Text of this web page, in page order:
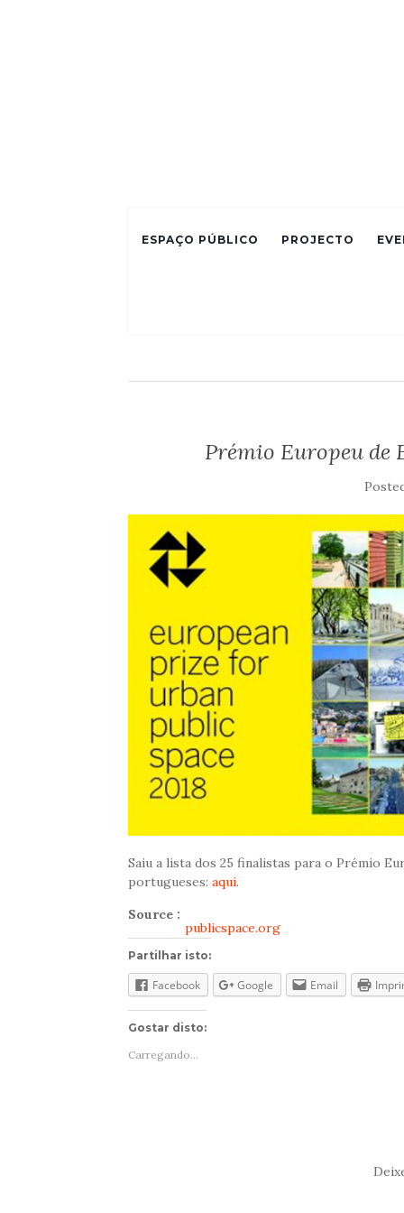
ESPAÇO PÚBLICO PROJECTO
Prémio Europeu de
Saiu a lista dos 25 finalistas para o Prémio
portugueses: aqui.
Source :
publicspace.org
Partilhar isto:
Facebook Google Email
Gostar disto:
Carregando...